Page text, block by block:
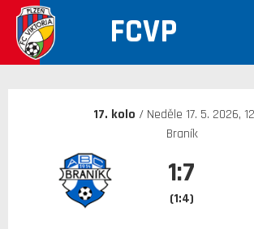
FCVP
30. 12. 1899
17. kolo / Neděle 17. 5. 2026,
Braník
1:7
(1:4)